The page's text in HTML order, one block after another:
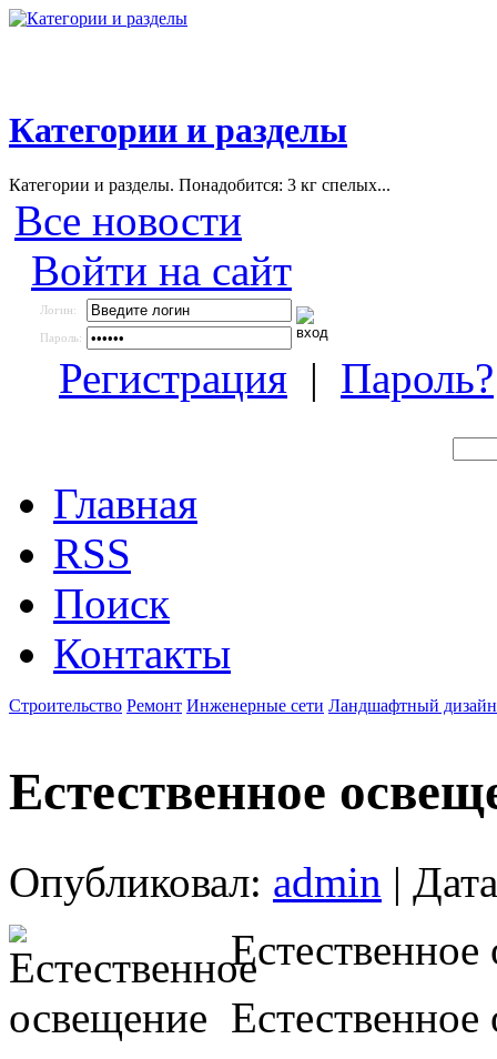
Категории и разделы
Категории и разделы. Понадобится: 3 кг спелых...
Все новости
Войти на сайт
Логин:
Пароль:
Регистрация | Пароль?
Главная
RSS
Поиск
Контакты
Строительство Ремонт Инженерные сети Ландшафтный дизайн
Естественное
Опубликовал: admin |